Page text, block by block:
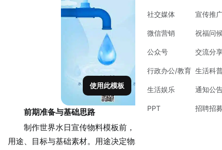
社交媒体
微信营销
公众号
行政办公/教育
生活娱乐
PPT
宣传推
祝福问
交流分
生活科
通知公
招聘招
使用此模板
前期准备与基础思路
制作世界水日宣传物料模板前，需明确三个核心问题：
用途、目标与基础素材。用途决定物料类型（如海报适合张